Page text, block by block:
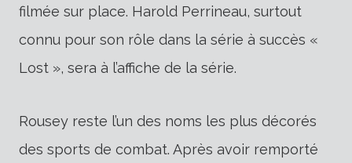
filmée sur place. Harold Perrineau, surtout
connu pour son rôle dans la série à succès «
Lost », sera à l’affiche de la série.
Rousey reste l’un des noms les plus décorés
des sports de combat. Après avoir remporté